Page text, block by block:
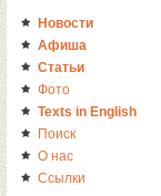
Новости
Афиша
Статьи
Фото
Texts in English
Поиск
О нас
Ссылки